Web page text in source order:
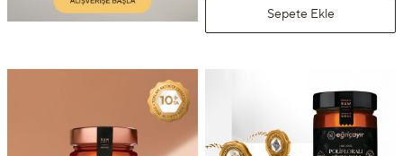
Sepete Ekle